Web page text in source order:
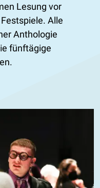
Lesung vor
Alle
Anthologie
fünftägige